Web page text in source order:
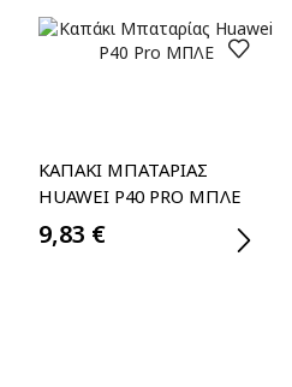
ΚΑΠΆΚΙ ΜΠΑΤΑΡΊΑΣ
HUAWEI P40 PRO ΜΠΛΕ
9,83 €